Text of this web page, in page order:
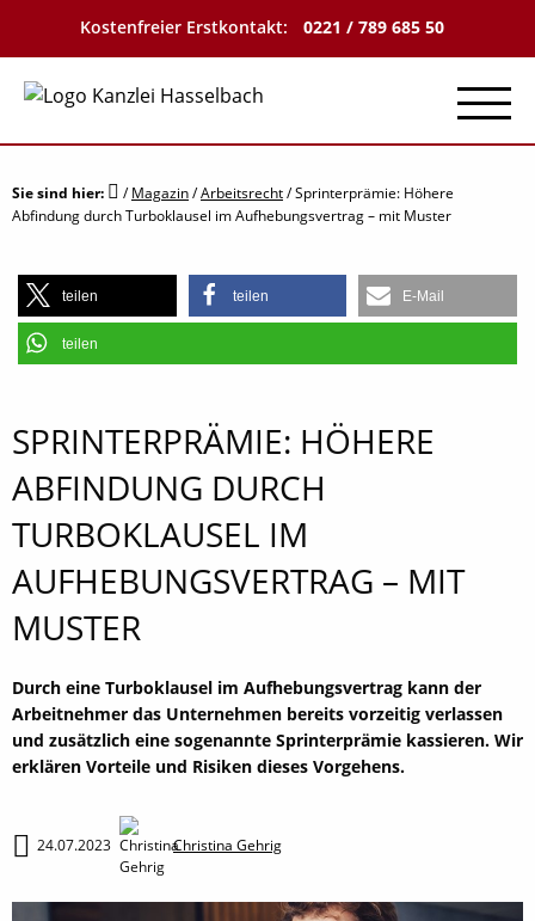
Kostenfreier Erstkontakt: 0221 / 789 685 50
Sie sind hier: /Magazin/Arbeitsrecht/Sprinterprämie: Höhere
Abfindung durch Turboklausel im Aufhebungsvertrag – mit Muster
teilen teilen E-Mail
teilen
SPRINTERPRÄMIE: HÖHERE
ABFINDUNG DURCH
TURBOKLAUSEL IM
AUFHEBUNGSVERTRAG – MIT
MUSTER
Durch eine Turboklausel im Aufhebungsvertrag kann der
Arbeitnehmer das Unternehmen bereits vorzeitig verlassen
und zusätzlich eine sogenannte Sprinterprämie kassieren. Wir
erklären Vorteile und Risiken dieses Vorgehens.
24.07.2023 Christina Gehrig